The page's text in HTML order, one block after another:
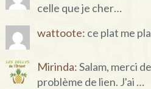
celle que je cher…
wattoote: ce plat me
Mirinda:Salam, merci
problème de lien. J'ai …